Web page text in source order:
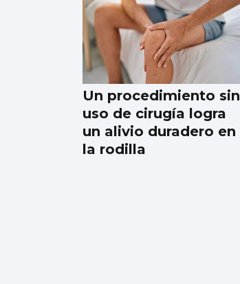
Atlántico
¿Para cuando los baños
públicos en A
Ramallosa?
Un procedimiento sin
uso de cirugía logra
un alivio duradero en
la rodilla